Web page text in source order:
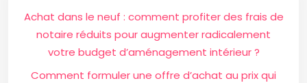
Achat dans le neuf : comment profiter des frais de
notaire réduits pour augmenter radicalement
votre budget d’aménagement intérieur ?
Comment formuler une offre d’achat au prix qui